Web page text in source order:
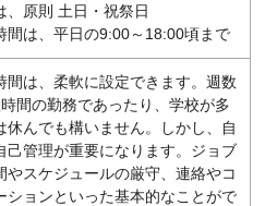
、原則 土日・祝祭日
間は、平日の9:00～18:00頃まで
間は、柔軟に設定できます。週数
間の勤務であったり、学校が多
休んでも構いません。しかし、自
己管理が重要になります。ジョブ
やスケジュールの厳守、連絡やコ
ションといった基本的なことがで